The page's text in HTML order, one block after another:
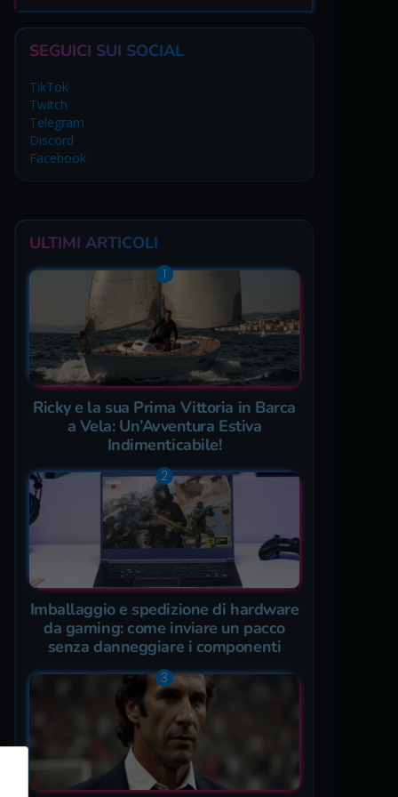
SEGUICI SUI SOCIAL
TikTok
Twitch
Telegram
Discord
Facebook
ULTIMI ARTICOLI
Ricky e la sua Prima Vittoria in Barca
a Vela: Un’Avventura Estiva
Indimenticabile!
Imballaggio e spedizione di hardware
da gaming: come inviare un pacco
senza danneggiare i componenti